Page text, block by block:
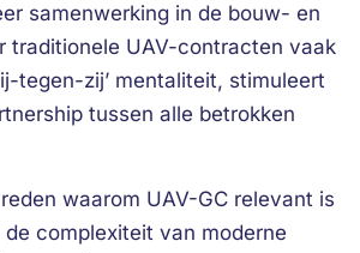
samenwerking in de bouw- en
traditionele UAV-contracten vaak
tegen-zij’ mentaliteit, stimuleert
tussen alle betrokken
waarom UAV-GC relevant is
complexiteit van moderne